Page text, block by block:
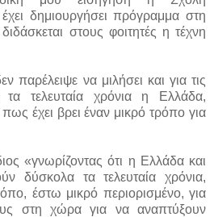
δημιουργήσει πρόγραμμα στη
στους φοιτητές η τέχνη
παρέλειψε να μιλήσει και για τις
τελευταία χρόνια η Ελλάδα,
έχει βρει έναν μικρό τρόπο για
«γνωρίζοντας ότι η Ελλάδα και
δύσκολα τα τελευταία χρόνια,
έστω μικρό περιορισμένο, για
στη χώρα για να αναπτύξουν